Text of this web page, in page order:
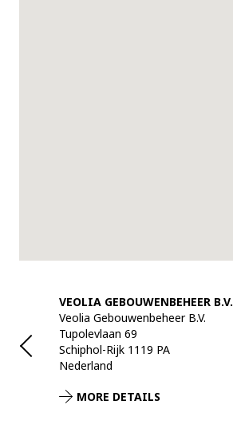
VEOLIA GEBOUWENBEHEER B.V.
Veolia Gebouwenbeheer B.V.
Tupolevlaan 69
Schiphol-Rijk 1119 PA
Nederland
MORE DETAILS